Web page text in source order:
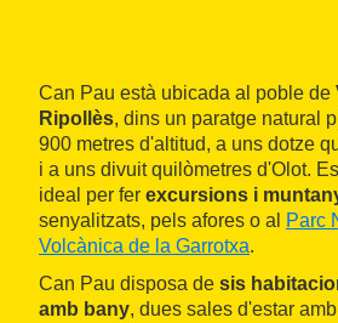
Can Pau està ubicada al poble de
Ripollès, dins un paratge natural
900 metres d'altitud, a uns dotze
i a uns divuit quilòmetres d'Olot.
ideal per fer excursions i
senyalitzats, pels afores o al
Parc
Volcànica de la Garrotxa.
Can Pau disposa de sis
amb bany, dues sales d'estar